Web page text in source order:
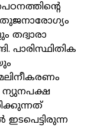
തദ്വാരാ
പാരിസ്ഥിതിക
ന്യുനപക്ഷ